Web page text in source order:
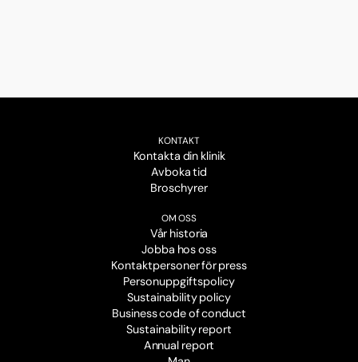
KONTAKT
Kontakta din klinik
Avboka tid
Broschyrer
OM OSS
Vår historia
Jobba hos oss
Kontaktpersoner för press
Personuppgiftspolicy
Sustainability policy
Business code of conduct
Sustainability report
Annual report